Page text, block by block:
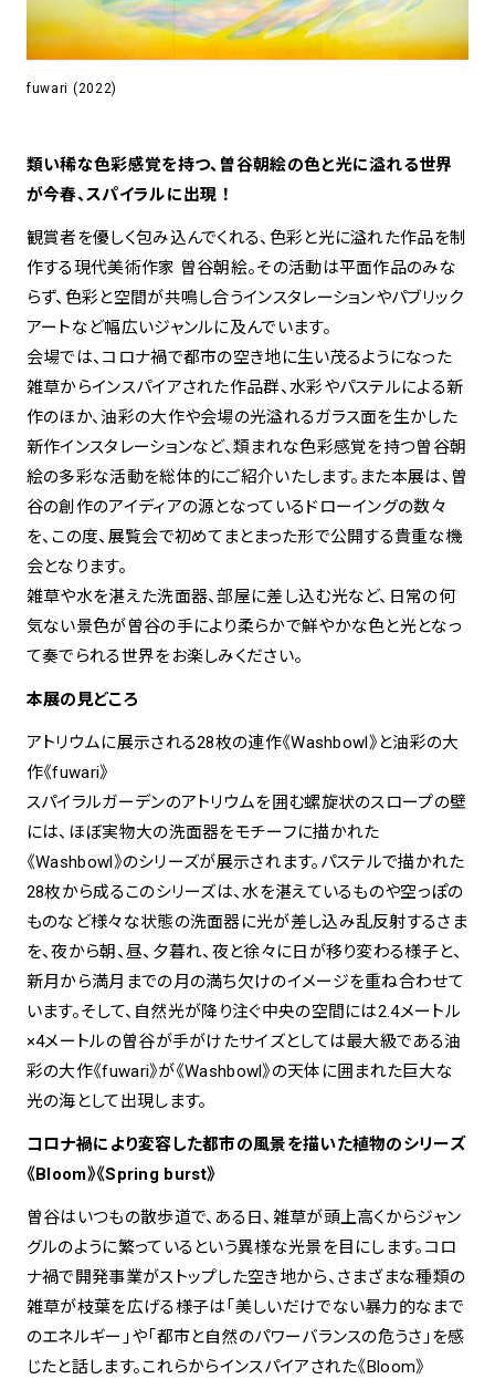
Spiral Nail Salon 青山
naila 横浜ランドマーク
naila 大宮そごう
Spiral Rendezvous
Store
グランスタ東京店
spiral art gallery 名古屋
松坂屋
MoN Park Cafe by Spiral
MoN Shop by Spiral
MoN Kitchen by Spiral
fuwari (2022)
類い稀な色彩感覚を持つ、曽谷朝絵の色と光に溢れる世界
が今春、スパイラルに出現 ！
観賞者を優しく包み込んでくれる、色彩と光に溢れた作品を制
作する現代美術作家 曽谷朝絵。その活動は平面作品のみな
らず、色彩と空間が共鳴し合うインスタレーションやパブリック
アートなど幅広いジャンルに及んでいます。
会場では、コロナ禍で都市の空き地に生い茂るようになった
雑草からインスパイアされた作品群、水彩やパステルによる新
作のほか、油彩の大作や会場の光溢れるガラス面を生かした
新作インスタレーションなど、類まれな色彩感覚を持つ曽谷朝
絵の多彩な活動を総体的にご紹介いたします。また本展は、曽
谷の創作のアイディアの源となっているドローイングの数々
を、この度、展覧会で初めてまとまった形で公開する貴重な機
会となります。
雑草や水を湛えた洗面器、部屋に差し込む光など、日常の何
気ない景色が曽谷の手により柔らかで鮮やかな色と光となっ
て奏でられる世界をお楽しみください。
本展の見どころ
アトリウムに展示される28枚の連作《Washbowl》と油彩の大
作《fuwari》
スパイラルガーデンのアトリウムを囲む螺旋状のスロープの壁
には、ほぼ実物大の洗面器をモチーフに描かれた
《Washbowl》のシリーズが展示されます。パステルで描かれた
28枚から成るこのシリーズは、水を湛えているものや空っぽの
ものなど様々な状態の洗面器に光が差し込み乱反射するさま
を、夜から朝、昼、夕暮れ、夜と徐々に日が移り変わる様子と、
新月から満月までの月の満ち欠けのイメージを重ね合わせて
います。そして、自然光が降り注ぐ中央の空間には2.4メートル
×4メートルの曽谷が手がけたサイズとしては最大級である油
彩の大作《fuwari》が《Washbowl》の天体に囲まれた巨大な
光の海として出現します。
コロナ禍により変容した都市の風景を描いた植物のシリーズ
《Bloom》《Spring burst》
曽谷はいつもの散歩道で、ある日、雑草が頭上高くからジャン
グルのように繁っているという異様な光景を目にします。コロ
ナ禍で開発事業がストップした空き地から、さまざまな種類の
雑草が枝葉を広げる様子は「美しいだけでない暴力的なまで
のエネルギー」や「都市と自然のパワーバランスの危うさ」を感
じたと話します。これらからインスパイアされた《Bloom》